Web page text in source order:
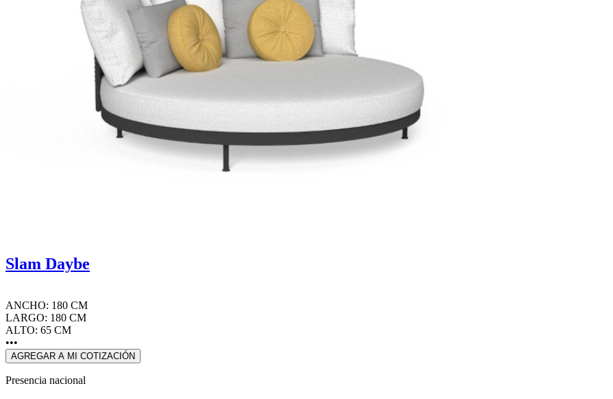
Slam Daybe
ANCHO: 180 CM
LARGO: 180 CM
ALTO: 65 CM
•••
AGREGAR A MI COTIZACIÓN
Presencia nacional